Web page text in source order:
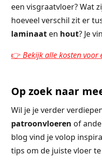
een visgraatvloer? Wat
hoeveel verschil zit er
laminaaten hout? Je
👉 Bekijk alle kosten voor
Op zoek naar
Wil je je verder
patroonvloeren of
blog vind je volop
tips om de juiste vloer